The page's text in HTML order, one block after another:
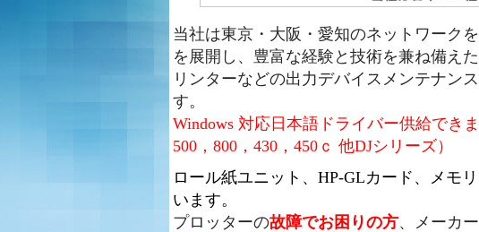
当社は東京・大阪・愛知のネットワーク
を展開し、豊富な経験と技術を兼ね備え
リンターなどの出力デバイスメンテナン
す。
Windows 対応日本語ドライバー供給でき
500，800，430，450ｃ 他DJシリーズ）
ロール紙ユニット、HP-GLカード、メモ
います。
プロッターの故障でお困りの方、メーカ